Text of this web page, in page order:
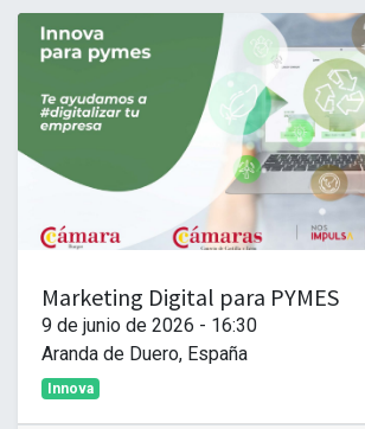
Marketing Digital para PYMES
9 de junio de 2026 - 16:30
Aranda de Duero, España
Innova